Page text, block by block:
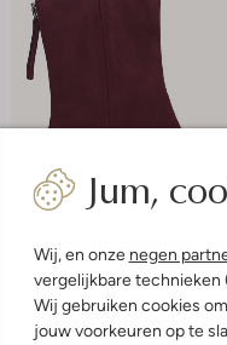
Jum,
Wij, en onze negen
vergelijkbare technieken
Wij gebruiken cookies
jouw voorkeuren op te
Nieuw